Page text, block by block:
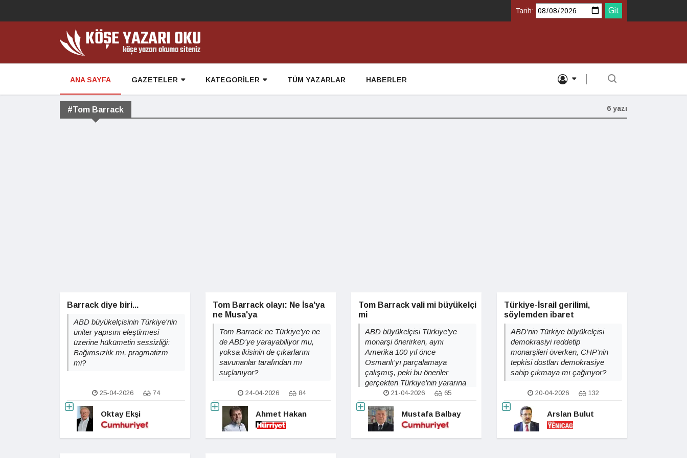
Tarih:
ANA SAYFA GAZETELER KATEGORİLER TÜM YAZARLAR HABERLER
#Tom Barrack 6 yazı
Barrack diye biri...
ABD büyükelçisinin Türkiye'nin
üniter yapısını eleştirmesi
üzerine hükümetin sessizliği:
Bağımsızlık mı, pragmatizm
mi?
25-04-2026 74
Oktay Ekşi
Tom Barrack olayı: Ne İsa'ya
ne Musa'ya
Tom Barrack ne Türkiye'ye ne
de ABD'ye yarayabiliyor mu,
yoksa ikisinin de çıkarlarını
savunanlar tarafından mı
suçlanıyor?
24-04-2026 84
Ahmet Hakan
Tom Barrack vali mi büyükelçi
mi
ABD büyükelçisi Türkiye'ye
monarşi önerirken, aynı
Amerika 100 yıl önce
Osmanlı'yı parçalamaya
çalışmış, peki bu öneriler
gerçekten Türkiye'nin yararına
21-04-2026 65
Mustafa Balbay
Türkiye-İsrail gerilimi,
söylemden ibaret
ABD'nin Türkiye büyükelçisi
demokrasiyi reddetip
monarşileri överken, CHP'nin
tepkisi dostları demokrasiye
sahip çıkmaya mı çağırıyor?
20-04-2026 132
Arslan Bulut